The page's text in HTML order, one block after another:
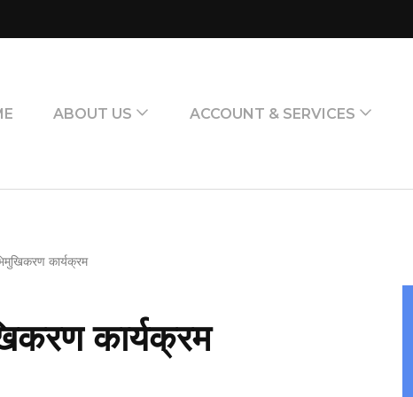
ABOUT US ACCOUNT & SERVICES
कार्यक्रम
कार्यक्रम